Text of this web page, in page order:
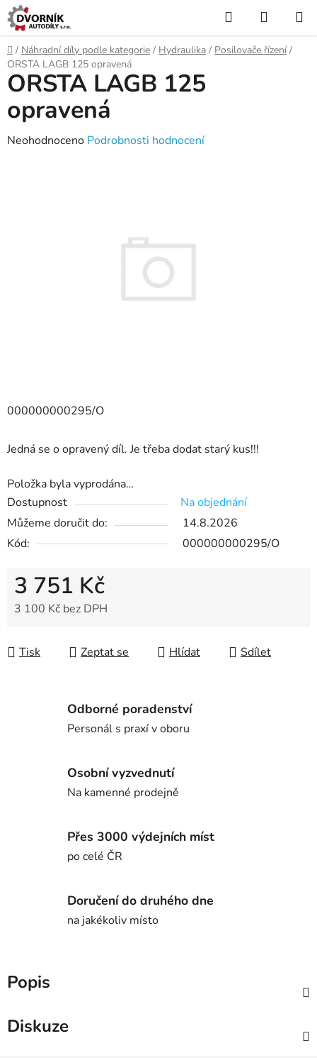
Přejít
na
obsah
Hledat
KOŠÍK
Domů
/ Náhradní díly podle kategorie / Hydraulika / Posilovače řízení /
ORSTA LAGB 125 opravená
000000000295/O
Jedná se o opravený díl. Je třeba dodat starý kus!!!
Položka byla vyprodána…
Dostupnost
Na objednání
Můžeme doručit do:
14.8.2026
Kód:
000000000295/O
3 751 Kč
3 100 Kč bez DPH
Tisk
Zeptat se Hlídat Sdílet
ORSTA LAGB 125
opravená
Průměrné
Neohodnoceno Podrobnosti hodnocení
Odborné poradenství
Personál s praxí v oboru
Osobní vyzvednutí
Na kamenné prodejně
Přes 3000 výdejních míst
po celé ČR
Doručení do druhého dne
na jakékoliv místo
Popis
Diskuze